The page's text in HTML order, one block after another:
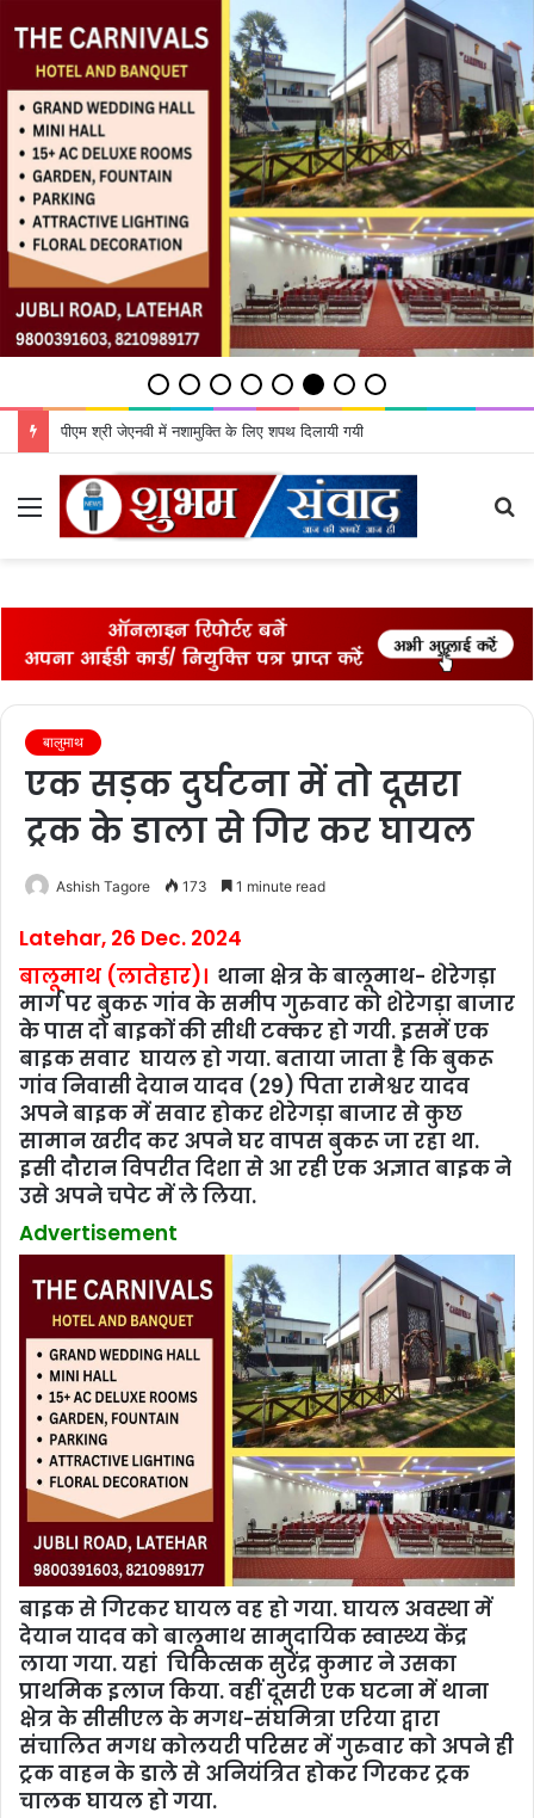
पीएम श्री जेएनवी में नशामुक्ति के लिए शपथ दिलायी गयी
Menu
बालुमाथ
एक सड़क दुर्घटना में तो दूसरा
ट्रक के डाला से गिर कर घायल
Ashish Tagore 173 1 minute read
Latehar, 26 Dec. 2024
बालूमाथ (लातेहार)। थाना क्षेत्र के बालूमाथ- शेरेगड़ा
मार्ग पर बुकरू गांव के समीप गुरुवार को शेरेगड़ा बाजार
के पास दो बाइकों की सीधी टक्कर हो गयी. इसमें एक
बाइक सवार घायल हो गया. बताया जाता है कि बुकरू
गांव निवासी देयान यादव (29) पिता रामेश्वर यादव
अपने बाइक में सवार होकर शेरेगड़ा बाजार से कुछ
सामान खरीद कर अपने घर वापस बुकरू जा रहा था.
इसी दौरान विपरीत दिशा से आ रही एक अज्ञात बाइक ने
उसे अपने चपेट में ले लिया.
Advertisement
बाइक से गिरकर घायल वह हो गया. घायल अवस्था में
देयान यादव को बालूमाथ सामुदायिक स्वास्थ्य केंद्र
लाया गया. यहां चिकित्सक सुरेंद्र कुमार ने उसका
प्राथमिक इलाज किया. वहीं दूसरी एक घटना में थाना
क्षेत्र के सीसीएल के मगध-संघमित्रा एरिया द्वारा
संचालित मगध कोलयरी परिसर में गुरुवार को अपने ही
ट्रक वाहन के डाले से अनियंत्रित होकर गिरकर ट्रक
चालक घायल हो गया.